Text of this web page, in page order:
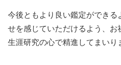
今後ともより良い鑑定ができ
せを感じていただけるよう、お
生涯研究の心で精進してまいり